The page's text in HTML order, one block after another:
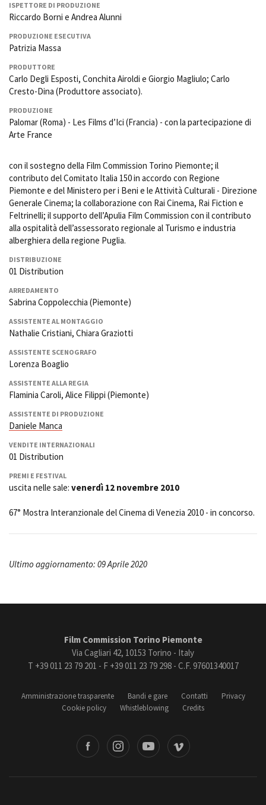
ISPETTORE DI PRODUZIONE
Riccardo Borni e Andrea Alunni
PRODUZIONE ESECUTIVA
Patrizia Massa
PRODUTTORE
Carlo Degli Esposti, Conchita Airoldi e Giorgio Magliulo; Carlo
Cresto-Dina (Produttore associato).
PRODUZIONE
Palomar (Roma) - Les Films d’Ici (Francia) - con la partecipazione di
Arte France
con il sostegno della Film Commission Torino Piemonte; il
contributo del Comitato Italia 150 in accordo con Regione
Piemonte e del Ministero per i Beni e le Attività Culturali - Direzione
Generale Cinema; la collaborazione con Rai Cinema, Rai Fiction e
Feltrinelli; il supporto dell’Apulia Film Commission con il contributo
alla ospitalità dell’assessorato regionale al Turismo e industria
alberghiera della regione Puglia.
DISTRIBUZIONE
01 Distribution
ARREDAMENTO
Sabrina Coppolecchia (Piemonte)
ASSISTENTE AL MONTAGGIO
Nathalie Cristiani, Chiara Graziotti
ASSISTENTE SCENOGRAFO
Lorenza Boaglio
ASSISTENTE ALLA REGIA
Flaminia Caroli, Alice Filippi (Piemonte)
ASSISTENTE DI PRODUZIONE
Daniele Manca
VENDITE INTERNAZIONALI
01 Distribution
PREMI E FESTIVAL
uscita nelle sale: venerdì 12 novembre 2010
67° Mostra Interanzionale del Cinema di Venezia 2010 - in concorso.
Ultimo aggiornamento: 09 Aprile 2020
Film Commission Torino Piemonte
Via Cagliari 42, 10153 Torino - Italy
T +39 011 23 79 201 - F +39 011 23 79 298 - C.F. 97601340017
Amministrazione trasparente Bandi e gare Contatti
Privacy
Cookie policy
Whistleblowing Credits
Vimeo